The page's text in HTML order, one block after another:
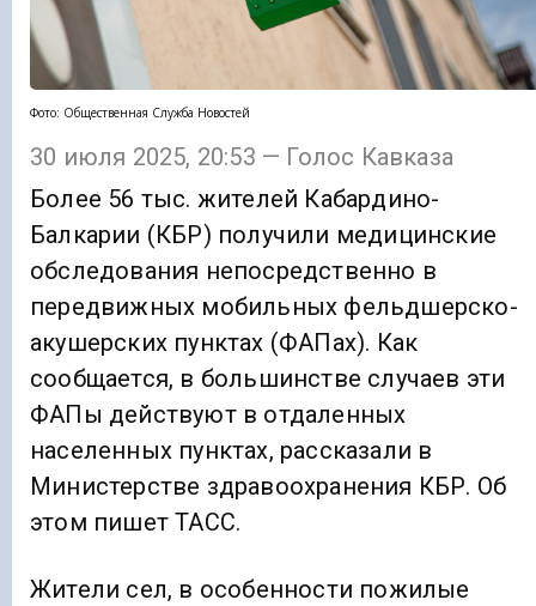
Фото: Общественная Служба Новостей
30 июля 2025, 20:53 — Голос Кавказа
Более 56 тыс. жителей Кабардино-
Балкарии (КБР) получили медицинские
обследования непосредственно в
передвижных мобильных фельдшерско-
акушерских пунктах (ФАПах). Как
сообщается, в большинстве случаев эти
ФАПы действуют в отдаленных
населенных пунктах, рассказали в
Министерстве здравоохранения КБР. Об
этом пишет ТАСС.
Жители сел, в особенности пожилые